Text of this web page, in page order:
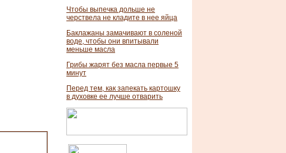
Чтобы выпечка дольше не
черствела не кладите в нее яйца
Баклажаны замачивают в соленой
воде, чтобы они впитывали
меньше масла
Грибы жарят без масла первые 5
минут
Перед тем, как запекать картошку
в духовке ее лучше отварить